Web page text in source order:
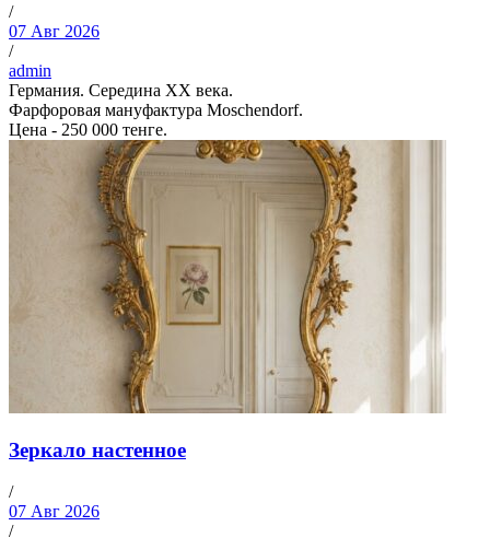
/
07 Авг 2026
/
admin
Германия. Середина ХХ века.
Фарфоровая мануфактура Moschendorf.
Цена - 250 000 тенге.
Зеркало настенное
/
07 Авг 2026
/